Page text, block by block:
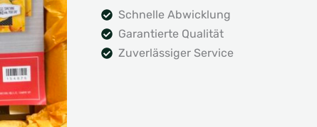
Schnelle Abwicklung
Garantierte Qualität
Zuverlässiger Service